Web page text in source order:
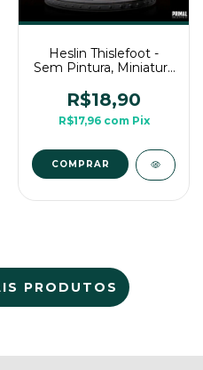
Heslin Thislefoot -
Sem Pintura, Miniatura
Mesa
R$18,90
R$17,96 com Pix
COMPRAR
PRODUTOS